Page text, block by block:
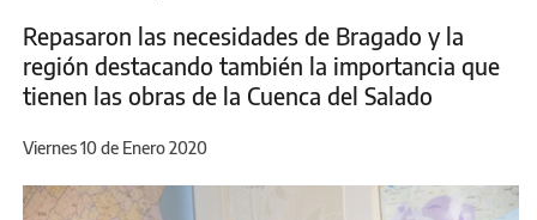
Repasaron las necesidades de Bragado y la
región destacando también la importancia que
tienen las obras de la Cuenca del Salado
Viernes 10 de Enero 2020